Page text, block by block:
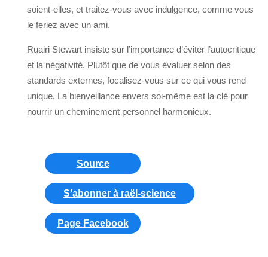
soient-elles, et traitez-vous avec indulgence, comme vous
le feriez avec un ami.
Ruairi Stewart insiste sur l’importance d’éviter l’autocritique
et la négativité. Plutôt que de vous évaluer selon des
standards externes, focalisez-vous sur ce qui vous rend
unique. La bienveillance envers soi-même est la clé pour
nourrir un cheminement personnel harmonieux.
Source
S’abonner à raël-science
Page Facebook